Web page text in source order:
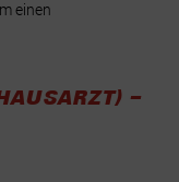
einen
–